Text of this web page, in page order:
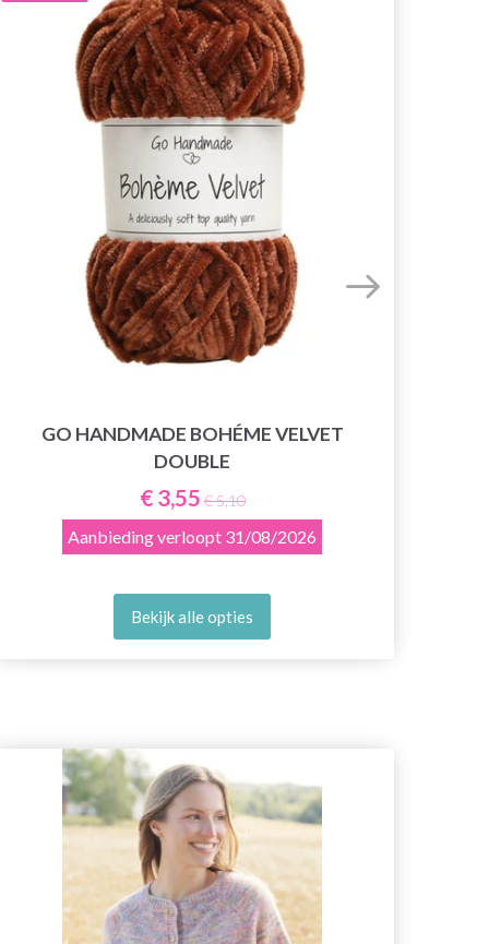
GO HANDMADE BOHÉME VELVET
DOUBLE
€ 3,55 € 5,10
Aanbieding verloopt 31/08/2026
Bekijk alle opties